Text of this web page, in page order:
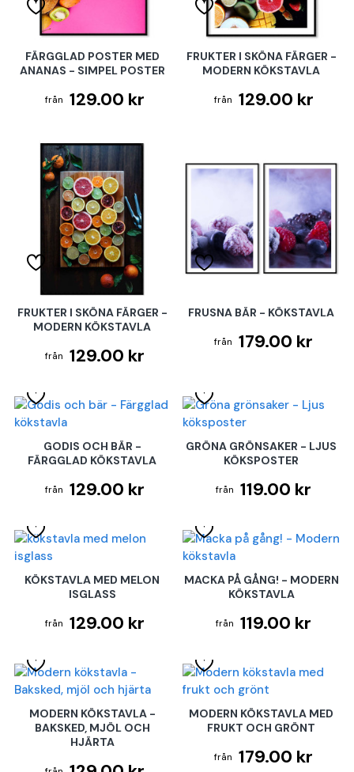
FÄRGGLAD POSTER MED
ANANAS - SIMPEL POSTER
129.00 kr
FRUKTER I SKÖNA FÄRGER -
MODERN KÖKSTAVLA
129.00 kr
FRUKTER I SKÖNA FÄRGER -
MODERN KÖKSTAVLA
129.00 kr
FRUSNA BÄR - KÖKSTAVLA
179.00 kr
GODIS OCH BÄR -
FÄRGGLAD KÖKSTAVLA
129.00 kr
GRÖNA GRÖNSAKER - LJUS
KÖKSPOSTER
119.00 kr
KÖKSTAVLA MED MELON
ISGLASS
129.00 kr
MACKA PÅ GÅNG! - MODERN
KÖKSTAVLA
119.00 kr
MODERN KÖKSTAVLA -
BAKSKED, MJÖL OCH
HJÄRTA
MODERN KÖKSTAVLA MED
FRUKT OCH GRÖNT
179.00 kr